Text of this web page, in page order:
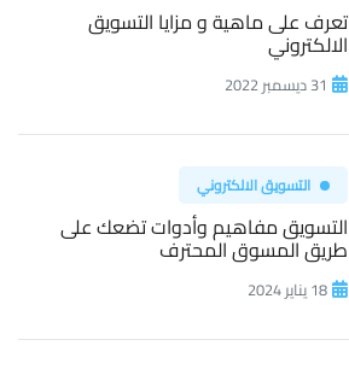
تعرف على ماهية و مزايا التسويق
الالكتروني
31 ديسمبر 2022
التسويق الالكتروني
التسويق مفاهيم وأدوات تضعك على
طريق المسوق المحترف
18 يناير 2024